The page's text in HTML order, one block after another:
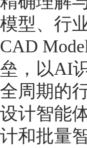
模型、行
CAD
垒，以AI
全周期的
设计智能
计和批量